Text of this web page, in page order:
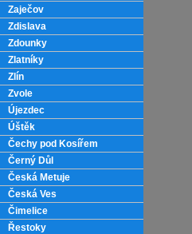
Zaječov
Zdislava
Zdounky
Zlatníky
Zlín
Zvole
Újezdec
Úštěk
Čechy pod Kosířem
Černý Důl
Česká Metuje
Česká Ves
Čimelice
Řestoky